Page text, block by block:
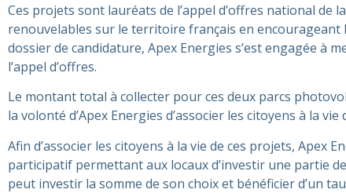
Ces projets sont lauréats de l’appel d’offres national de
renouvelables sur le territoire français en encourageant
dossier de candidature, Apex Energies s’est engagée à
l’appel d’offres.
Le montant total à collecter pour ces deux parcs
la volonté d’Apex Energies d’associer les citoyens à la
Afin d’associer les citoyens à la vie de ces projets,
participatif permettant aux locaux d’investir une partie
peut investir la somme de son choix et bénéficier d’un